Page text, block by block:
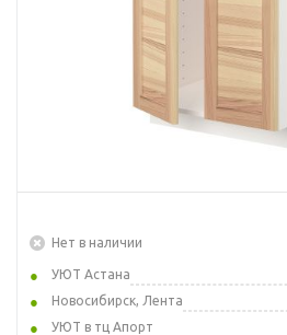
Нет в наличии
УЮТ Астана
Новосибирск, Лента
УЮТ в тц Апорт